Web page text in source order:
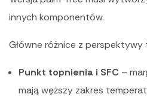
innych komponentów.
Główne różnice z perspektywy
Punkt topnienia i SFC –
mają węższy zakres